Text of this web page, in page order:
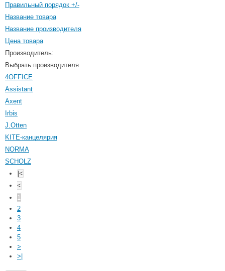
Правильный порядок +/-
Название товара
Название производителя
Цена товара
Производитель:
Выбрать производителя
4OFFICE
Assistant
Axent
Irbis
J.Otten
KITE-канцелярия
NORMA
SCHOLZ
|<
<
1
2
3
4
5
>
>|